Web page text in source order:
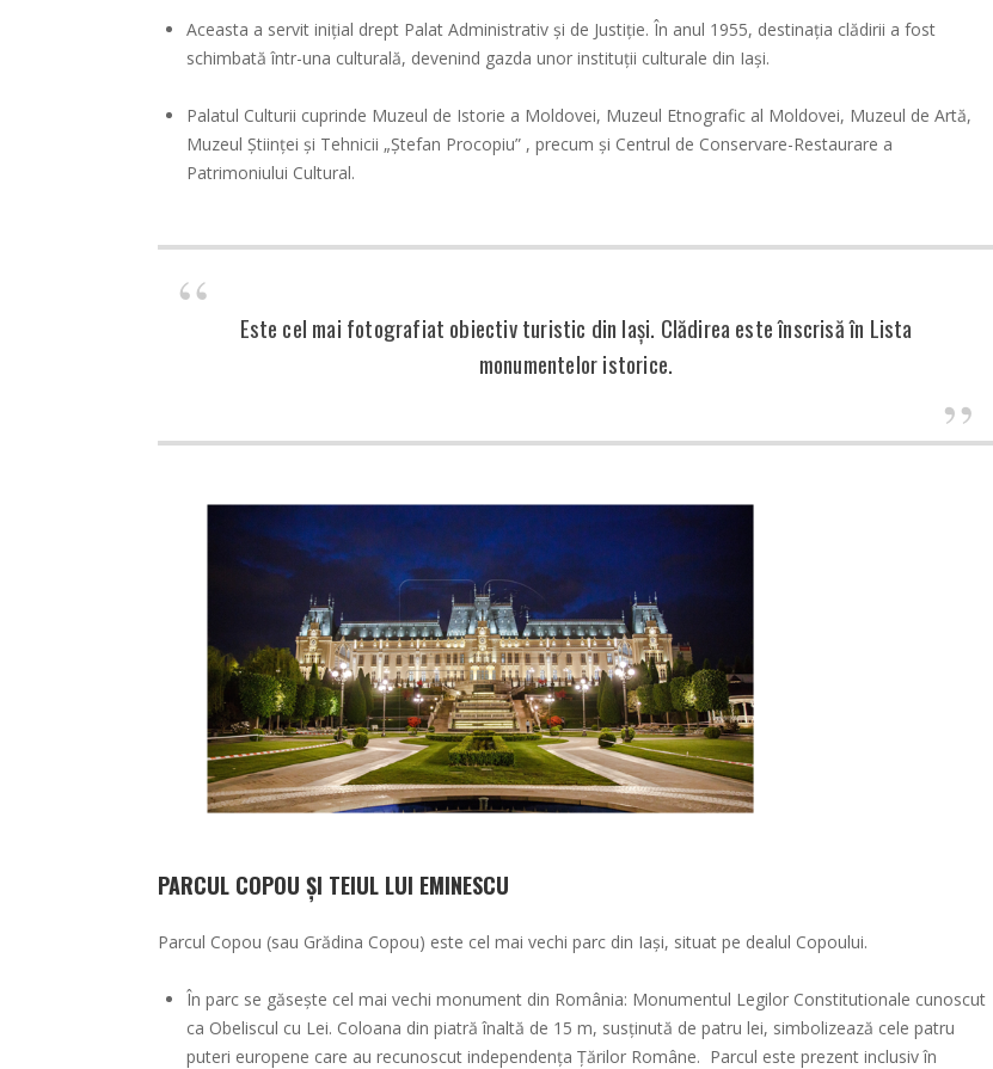
Aceasta a servit inițial drept Palat Administrativ și de Justiție. În anul 1955, destinația clădirii a fost
schimbată într-una culturală, devenind gazda unor instituții culturale din Iași.
Palatul Culturii cuprinde Muzeul de Istorie a Moldovei, Muzeul Etnografic al Moldovei, Muzeul de Artă,
Muzeul Științei și Tehnicii „Ștefan Procopiu” , precum și Centrul de Conservare-Restaurare a
Patrimoniului Cultural.
Este cel mai fotografiat obiectiv turistic din Iași. Clădirea este înscrisă în Lista
monumentelor istorice.
PARCUL COPOU ȘI TEIUL LUI EMINESCU
Parcul Copou (sau Grădina Copou) este cel mai vechi parc din Iași, situat pe dealul Copoului.
În parc se găsește cel mai vechi monument din România: Monumentul Legilor Constitutionale cunoscut
ca Obeliscul cu Lei. Coloana din piatră înaltă de 15 m, susținută de patru lei, simbolizează cele patru
puteri europene care au recunoscut independența Țărilor Române. Parcul este prezent inclusiv în